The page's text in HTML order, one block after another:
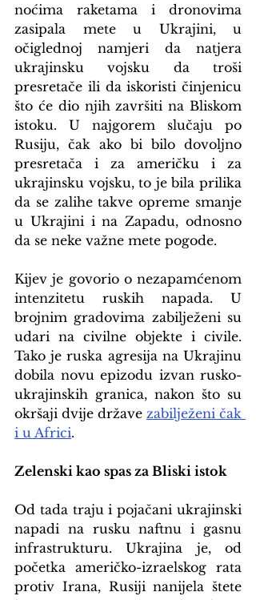
noćima raketama i dronovima
zasipala mete u Ukrajini, u
očiglednoj namjeri da natjera
ukrajinsku vojsku da troši
presretače ili da iskoristi činjenicu
što će dio njih završiti na Bliskom
istoku. U najgorem slučaju po
Rusiju, čak ako bi bilo dovoljno
presretača i za američku i za
ukrajinsku vojsku, to je bila prilika
da se zalihe takve opreme smanje
u Ukrajini i na Zapadu, odnosno
da se neke važne mete pogode.
Kijev je govorio o nezapamćenom
intenzitetu ruskih napada. U
brojnim gradovima zabilježeni su
udari na civilne objekte i civile.
Tako je ruska agresija na Ukrajinu
dobila novu epizodu izvan rusko-
ukrajinskih granica, nakon što su
okršaji dvije države zabilježeni čak
i u Africi.
Zelenski kao spas za Bliski istok
Od tada traju i pojačani ukrajinski
napadi na rusku naftnu i gasnu
infrastrukturu. Ukrajina je, od
početka američko-izraelskog rata
protiv Irana, Rusiji nanijela štete